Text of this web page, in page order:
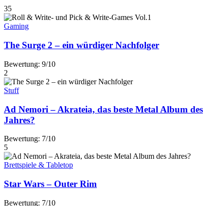
35
Gaming
The Surge 2 – ein würdiger Nachfolger
Bewertung: 9/10
2
Stuff
Ad Nemori – Akrateia, das beste Metal Album des
Jahres?
Bewertung: 7/10
5
Brettspiele & Tabletop
Star Wars – Outer Rim
Bewertung: 7/10